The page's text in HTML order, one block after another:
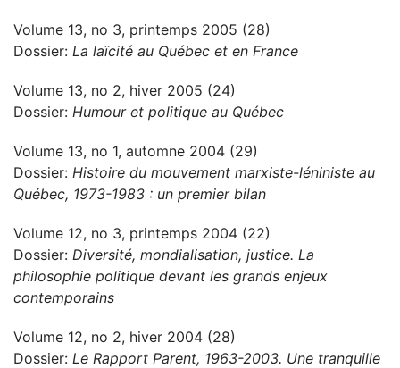
Volume 13, no 3, printemps 2005 (28)
Dossier: La laïcité au Québec et en France
Volume 13, no 2, hiver 2005 (24)
Dossier: Humour et politique au Québec
Volume 13, no 1, automne 2004 (29)
Dossier: Histoire du mouvement marxiste-léniniste au
Québec, 1973-1983 : un premier bilan
Volume 12, no 3, printemps 2004 (22)
Dossier: Diversité, mondialisation, justice. La
philosophie politique devant les grands enjeux
contemporains
Volume 12, no 2, hiver 2004 (28)
Dossier: Le Rapport Parent, 1963-2003. Une tranquille